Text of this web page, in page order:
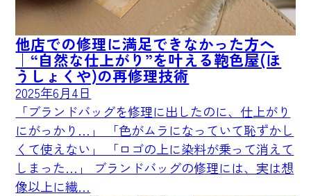
他店での修理に満足できなかった方へ
｜“自然な仕上がり”を叶える鞄色屋(ほ
うしょくや)の再修理技術
2025年6月4日
「ブランドバッグを修理に出したのに、仕上がり
にがっかり…」 「色がムラになっていて恥ずかし
くて使えない」 「ロゴの上に染料が乗って消えて
しまった…」 ブランドバッグの修理には、実は想
像以上に繊…